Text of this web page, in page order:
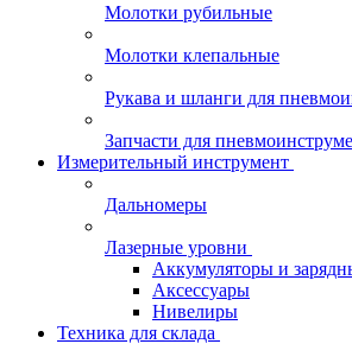
Молотки рубильные
Молотки клепальные
Рукава и шланги для
Запчасти для
Измерительный инструмент
Дальномеры
Лазерные уровни
Аккумуляторы и
Аксессуары
Нивелиры
Техника для склада